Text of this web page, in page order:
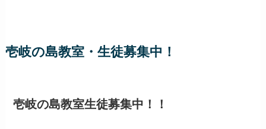
壱岐の島教室・生徒募集中！
壱岐の島教室生徒募集中！！